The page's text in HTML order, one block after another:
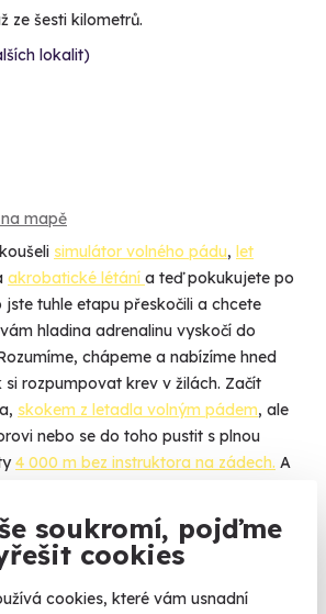
soukromí, pojďme
cookies
cookies, které vám usnadní
ze šesti kilometrů.
lokalit)
mapě
simulátor volného pádu, let
akrobatické létání a teď pokukujete po
jste tuhle etapu přeskočili a chcete
hladina adrenalinu vyskočí do
chápeme a nabízíme hned
rozpumpovat krev v žilách. Začít
skokem z letadla volným pádem, ale
nebo se do toho pustit s plnou
4 000 m bez instruktora na zádech. A
let balónem
a skočit si pěkně z koše z
nám tedy stoupl adrenalin už teď.